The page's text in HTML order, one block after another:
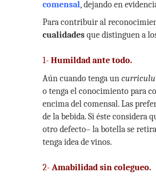
comensal, dejando en
Para contribuir al
cualidadesque distinguen a
1- Humildad ante todo.
Aún cuando tenga un
o tenga el conocimiento para
encima del comensal. Las
de la bebida. Si éste considera
otro defecto– la botella se
tenga idea de vinos.
2- Amabilidad sin colegueo.